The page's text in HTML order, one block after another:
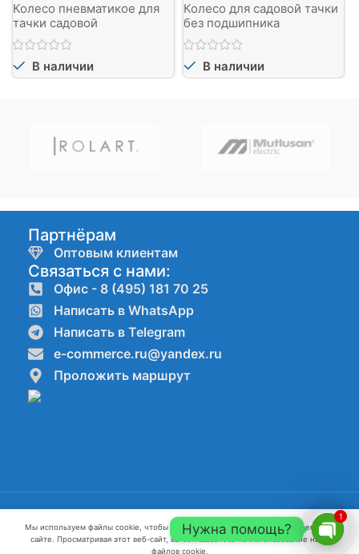
Колесо пневматикое для
тачки садовой
В наличии
Колесо для садовой тачки
без подшипника
В наличии
Партнёрам
Оптовым клиентам
Связаться с нами:
Офис - 8 (495) 181 70 25
Написать в WhatsApp
Написать в Telegram
e-commerce.ru@yandex.ru
Проложить маршрут
Компании ООО"КАНАТ" ИНН:7720861623 ОГРН:1227700082796 г.
Москва 2022-2026 г.
Мы используем файлы cookie, чтобы улучшить ваш опыт работы на нашем веб-
сайте. Просматривая этот веб-сайт, вы соглашаетесь на использование нами
файлов cookie.
Нужна помощь?
1